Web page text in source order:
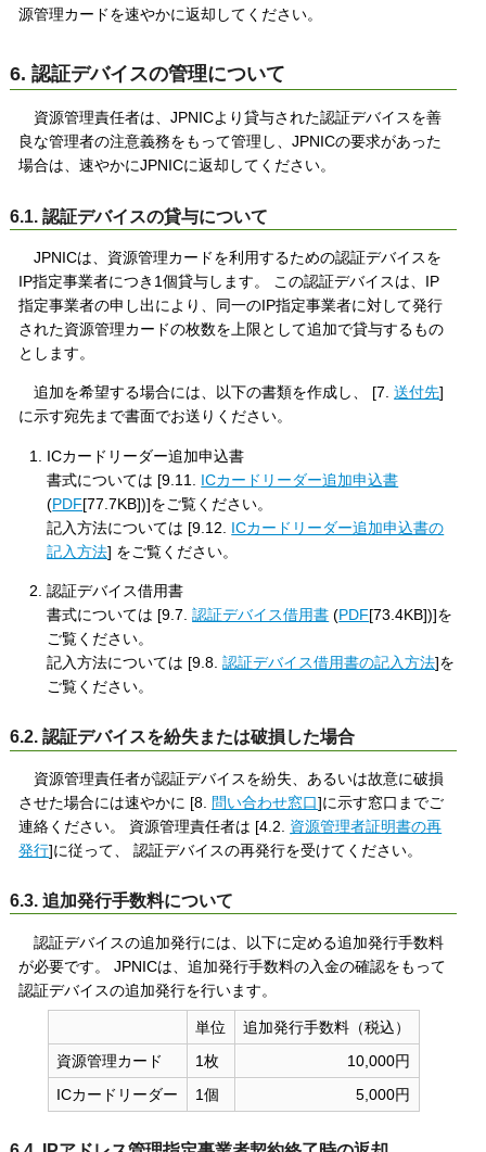
源管理カードを速やかに返却してください。
6. 認証デバイスの管理について
資源管理責任者は、JPNICより貸与された認証デバイスを善
良な管理者の注意義務をもって管理し、JPNICの要求があった
場合は、速やかにJPNICに返却してください。
6.1. 認証デバイスの貸与について
JPNICは、資源管理カードを利用するための認証デバイスを
IP指定事業者につき1個貸与します。 この認証デバイスは、IP
指定事業者の申し出により、同一のIP指定事業者に対して発行
された資源管理カードの枚数を上限として追加で貸与するもの
とします。
追加を希望する場合には、以下の書類を作成し、 [7.送付先]
に示す宛先まで書面でお送りください。
ICカードリーダー追加申込書
書式については [9.11. ICカードリーダー追加申込書
(PDF[77.7KB])]をご覧ください。
記入方法については [9.12. ICカードリーダー追加申込書の
記入方法] をご覧ください。
認証デバイス借用書
書式については [9.7.認証デバイス借用書 (PDF[73.4KB])]を
ご覧ください。
記入方法については [9.8.認証デバイス借用書の記入方法]を
ご覧ください。
6.2. 認証デバイスを紛失または破損した場合
資源管理責任者が認証デバイスを紛失、あるいは故意に破損
させた場合には速やかに [8.
問い合わせ窓口]に示す窓口までご
連絡ください。 資源管理責任者は [4.2. 資源管理者証明書の再
発行]に従って、 認証デバイスの再発行を受けてください。
6.3. 追加発行手数料について
認証デバイスの追加発行には、以下に定める追加発行手数料
が必要です。 JPNICは、追加発行手数料の入金の確認をもって
認証デバイスの追加発行を行います。
単位
追加発行手数料（税込）
資源管理カード
1枚
10,000円
ICカードリーダー
1個 5,000円